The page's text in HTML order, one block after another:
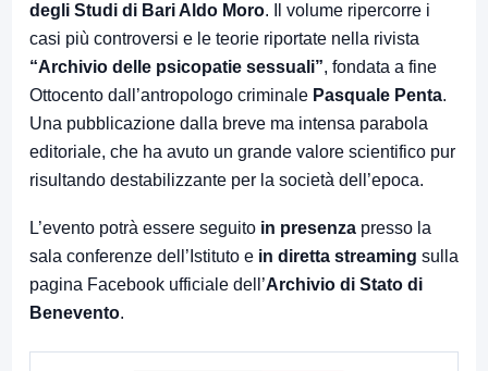
degli Studi di Bari Aldo Moro. Il volume ripercorre i
casi più controversi e le teorie riportate nella rivista
“Archivio delle psicopatie sessuali”, fondata a fine
Ottocento dall’antropologo criminale Pasquale Penta.
Una pubblicazione dalla breve ma intensa parabola
editoriale, che ha avuto un grande valore scientifico pur
risultando destabilizzante per la società dell’epoca.
L’evento potrà essere seguito in presenza presso la
sala conferenze dell’Istituto e in diretta streaming sulla
pagina Facebook ufficiale dell’Archivio di Stato di
Benevento.